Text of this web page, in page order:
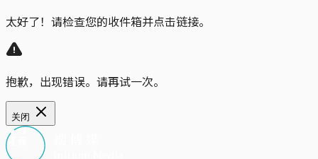
太好了！请检查您的收件箱并点击链接。
抱歉，出现错误。请再试一次。
关闭